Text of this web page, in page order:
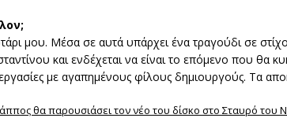
μου. Μέσα σε αυτά υπάρχει ένα τραγούδι σε
και ενδέχεται να είναι το επόμενο που θα
με αγαπημένους φίλους δημιουργούς. Τα
θα παρουσιάσει τον νέο του δίσκο στο Σταυρό